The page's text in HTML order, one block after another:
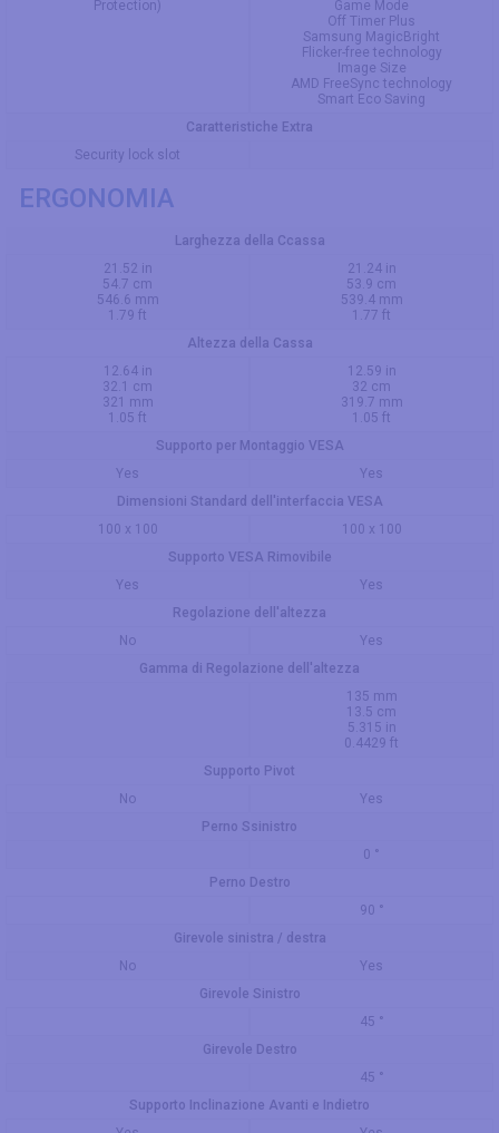
Protection)
Game Mode
Off Timer Plus
Samsung MagicBright
Flicker-free technology
Image Size
AMD FreeSync technology
Smart Eco Saving
Caratteristiche Extra
Security lock slot
ERGONOMIA
Larghezza della Ccassa
21.52 in
54.7 cm
546.6 mm
1.79 ft
21.24 in
53.9 cm
539.4 mm
1.77 ft
Altezza della Cassa
12.64 in
32.1 cm
321 mm
1.05 ft
12.59 in
32 cm
319.7 mm
1.05 ft
Supporto per Montaggio VESA
Yes
Yes
Dimensioni Standard dell'interfaccia VESA
100 x 100
100 x 100
Supporto VESA Rimovibile
Yes
Yes
Regolazione dell'altezza
No
Yes
Gamma di Regolazione dell'altezza
135 mm
13.5 cm
5.315 in
0.4429 ft
Supporto Pivot
No
Yes
Perno Ssinistro
0 °
Perno Destro
90 °
Girevole sinistra / destra
No
Yes
Girevole Sinistro
45 °
Girevole Destro
45 °
Supporto Inclinazione Avanti e Indietro